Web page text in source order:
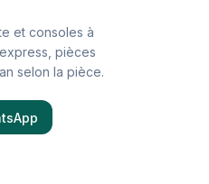
et consoles à
pièces
selon la pièce.